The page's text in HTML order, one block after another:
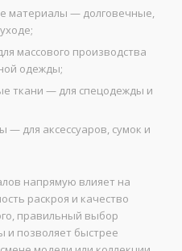
материалы — долговечные,
массового производства
одежды;
ткани — для спецодежды и
— для аксессуаров, сумок и
напрямую влияет на
раскроя и качество
правильный выбор
и позволяет быстрее